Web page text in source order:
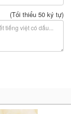
(Tối thiểu 50 ký tự)